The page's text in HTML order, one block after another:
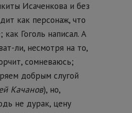
Исаченкова и без
как персонаж, что
Гоголь написал. А
ли, несмотря на то,
сомневаюсь;
добрым слугой
Качанов), но,
не дурак, цену